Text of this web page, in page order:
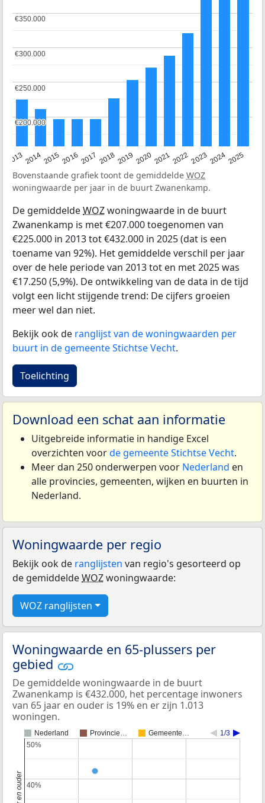
20132014201520162017 20182019 202020212022202320242025
€200.000
€200.000
€250.000
€250.000
€300.000
€300.000
€350.000
€350.000
Bovenstaande grafiek toont de gemiddelde WOZ
woningwaarde per jaar in de buurt Zwanenkamp.
De gemiddeldeWOZwoningwaarde in de buurt
Zwanenkamp is met €207.000 toegenomen van
€225.000 in 2013 tot €432.000 in 2025 (dat is een
toename van 92%). Het gemiddelde verschil per jaar
over de hele periode van 2013 tot en met 2025 was
€17.250 (5,9%). De ontwikkeling van de data in de tijd
volgt een licht stijgende trend: De cijfers groeien
meer wel dan niet.
Bekijk ook de ranglijst van de woningwaarden per
buurt in de gemeente Stichtse Vecht.
Toelichting
Download een schat aan informatie
Uitgebreide informatie in handige Excel
overzichten voorde gemeente Stichtse Vecht.
Meer dan 250 onderwerpen voor Nederland en
alle provincies, gemeenten, wijken en buurten in
Nederland.
Woningwaarde per regio
Bekijk ook de ranglijsten van regio's gesorteerd op
de gemiddeldeWOZwoningwaarde:
WOZ ranglijsten
Woningwaarde en 65-plussers per
gebied
De gemiddelde woningwaarde in de buurt
Zwanenkamp is €432.000, het percentage inwoners
van 65 jaar en ouder is 19% en er zijn 1.013
woningen.
Nederland Provincie… Gemeente… 1/3
40%
40%
50%
50%